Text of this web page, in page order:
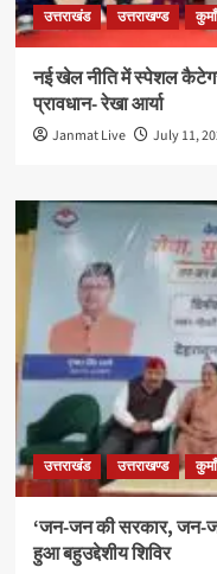
उत्तराखंड उत्तराखण्ड
नई खेल नीति में स्पेशल
प्रावधान- रेखा आर्या
Janmat Live July 11,
उत्तराखंड उत्तराखण्ड
‘जन-जन की सरकार, जन-
हुआ बहुउद्देशीय शिविर